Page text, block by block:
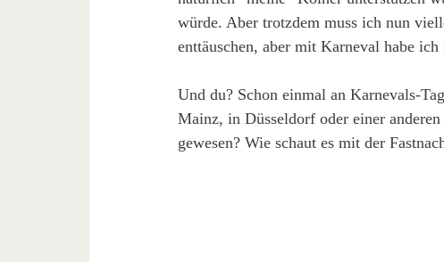
würde. Aber trotzdem muss ich nun
enttäuschen, aber mit Karneval habe
Und du? Schon einmal an Karnevals-
Mainz, in Düsseldorf oder einer
gewesen? Wie schaut es mit der